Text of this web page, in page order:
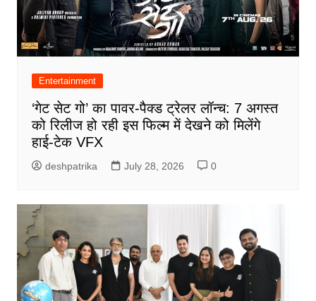
Entertainment
‘गेट सेट गो’ का पावर-पैक्ड ट्रेलर लॉन्च: 7 अगस्त
को रिलीज हो रही इस फिल्म में देखने को मिलेंगे
हाई-टेक VFX
deshpatrika July 28, 2026 0